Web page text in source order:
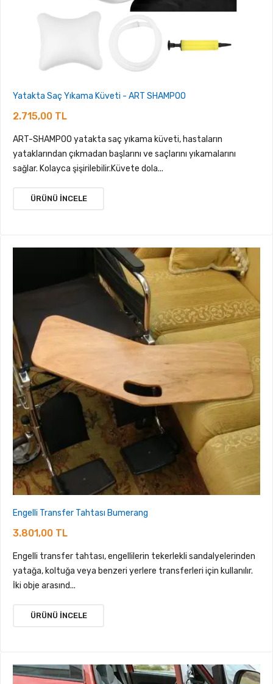
Engelli Transfer Tahtası Bumerang
3.801,00 TL
Engelli transfer tahtası, engellilerin tekerlekli sandalyelerinden
yatağa, koltuğa veya benzeri yerlere transferleri için kullanılır.
İki obje arasınd...
ÜRÜNÜ İNCELE
Yatakta Saç Yıkama Küveti - ART SHAMPOO
2.715,00 TL
ART-SHAMPOO yatakta saç yıkama küveti, hastaların
yataklarından çıkmadan başlarını ve saçlarını yıkamalarını
sağlar. Kolayca şişirilebilir.Küvete dola...
ÜRÜNÜ İNCELE